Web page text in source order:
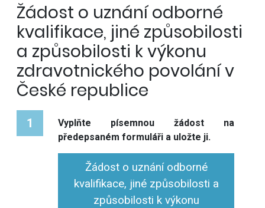
Žádost o uznání odborné
kvalifikace, jiné způsobilosti
a způsobilosti k výkonu
zdravotnického povolání v
České republice
1
Vyplňte písemnou žádost na
předepsaném formuláři a uložte ji.
Žádost o uznání odborné
kvalifikace, jiné způsobilosti a
způsobilosti k výkonu